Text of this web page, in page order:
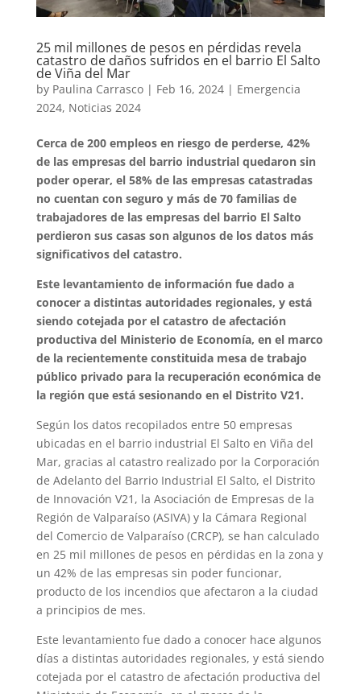
25 mil millones de pesos en pérdidas revela
catastro de daños sufridos en el barrio El Salto
de Viña del Mar
by Paulina Carrasco| Feb 16, 2024| Emergencia
2024, Noticias 2024
Cerca de 200 empleos en riesgo de perderse, 42%
de las empresas del barrio industrial quedaron sin
poder operar, el 58% de las empresas catastradas
no cuentan con seguro y más de 70 familias de
trabajadores de las empresas del barrio El Salto
perdieron sus casas son algunos de los datos más
significativos del catastro.
Este levantamiento de información fue dado a
conocer a distintas autoridades regionales, y está
siendo cotejada por el catastro de afectación
productiva del Ministerio de Economía, en el marco
de la recientemente constituida mesa de trabajo
público privado para la recuperación económica de
la región que está sesionando en el Distrito V21.
Según los datos recopilados entre 50 empresas
ubicadas en el barrio industrial El Salto en Viña del
Mar, gracias al catastro realizado por la Corporación
de Adelanto del Barrio Industrial El Salto, el Distrito
de Innovación V21, la Asociación de Empresas de la
Región de Valparaíso (ASIVA) y la Cámara Regional
del Comercio de Valparaíso (CRCP), se han calculado
en 25 mil millones de pesos en pérdidas en la zona y
un 42% de las empresas sin poder funcionar,
producto de los incendios que afectaron a la ciudad
a principios de mes.
Este levantamiento fue dado a conocer hace algunos
días a distintas autoridades regionales, y está siendo
cotejada por el catastro de afectación productiva del